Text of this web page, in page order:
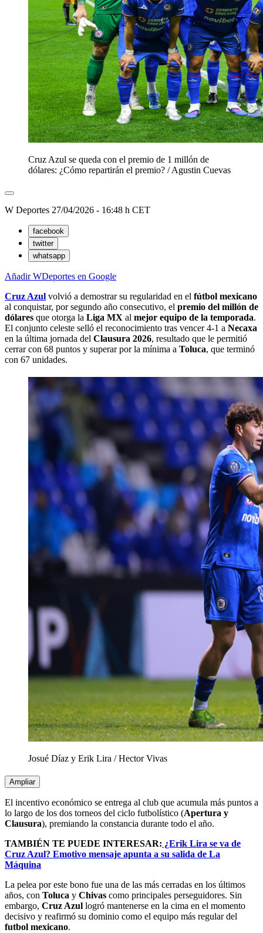
Cruz Azul se queda con el premio de 1 millón de
dólares: ¿Cómo repartirán el premio? /Agustin Cuevas
W Deportes 27/04/2026 - 16:48 h CET
facebook
twitter
whatsapp
Añadir WDeportes en Google
Cruz Azul volvió a demostrar su regularidad en el fútbol mexicano
al conquistar, por segundo año consecutivo, el premio del millón de
dólares que otorga la Liga MX al mejor equipo de la temporada.
El conjunto celeste selló el reconocimiento tras vencer 4-1 a Necaxa
en la última jornada del Clausura 2026, resultado que le permitió
cerrar con 68 puntos y superar por la mínima a Toluca, que terminó
con 67 unidades.
Josué Díaz y Erik Lira /Hector Vivas
Ampliar
El incentivo económico se entrega al club que acumula más puntos a
lo largo de los dos torneos del ciclo futbolístico (Apertura y
Clausura), premiando la constancia durante todo el año.
TAMBIÉN TE PUEDE INTERESAR: ¿Erik Lira se va de
Cruz Azul? Emotivo mensaje apunta a su salida de La
Máquina
La pelea por este bono fue una de las más cerradas en los últimos
años, con Toluca y Chivas como principales perseguidores. Sin
embargo, Cruz Azul logró mantenerse en la cima en el momento
decisivo y reafirmó su dominio como el equipo más regular del
futbol mexicano.